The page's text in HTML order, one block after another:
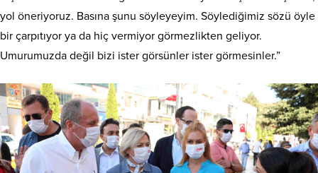
yol öneriyoruz. Basına şunu söyleyeyim. Söylediğimiz sözü öyle
bir çarpıtıyor ya da hiç vermiyor görmezlikten geliyor.
Umurumuzda değil bizi ister görsünler ister görmesinler.”